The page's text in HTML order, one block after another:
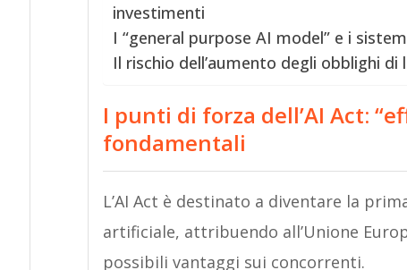
investimenti
I “general purpose AI model” e i
Il rischio dell’aumento degli obblighi di
I punti di forza dell’AI Act:
fondamentali
L’AI Act è destinato a diventare la
artificiale, attribuendo all’Unione
possibili vantaggi sui concorrenti.